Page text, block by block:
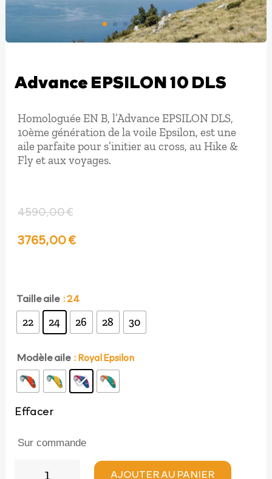
Advance EPSILON 10 DLS
Homologuée EN B, l’Advance EPSILON DLS,
10ème génération de la voile Epsilon, est une
aile parfaite pour s’initier au cross, au Hike &
Fly et aux voyages.
4590,00€
Le
initial
était :
4590,00 €.
3765,00€Le
actuel
est :
3765,00 €.
Taille aile : 24
22 24 26 28 30
Modèle aile : Royal Epsilon
Effacer
Sur commande
AJOUTER AU PANIER